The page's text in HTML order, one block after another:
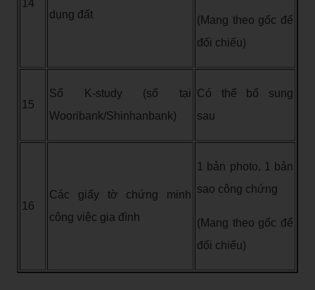
14
dụng đất
(Mang theo gốc để
đối chiếu)
15
Sổ K-study (sổ tại
Wooribank/Shinhanbank)
Có thể bổ sung
sau
16
Các giấy tờ chứng minh
công việc gia đình
1 bản photo, 1 bản
sao công chứng
(Mang theo gốc để
đối chiếu)